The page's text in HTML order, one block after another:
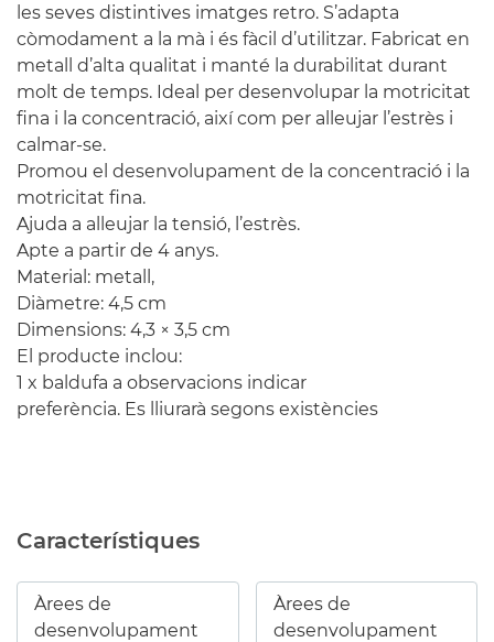
les seves distintives imatges retro. S’adapta
còmodament a la mà i és fàcil d’utilitzar. Fabricat en
metall d’alta qualitat i manté la durabilitat durant
molt de temps. Ideal per desenvolupar la motricitat
fina i la concentració, així com per alleujar l’estrès i
calmar-se.
Promou el desenvolupament de la concentració i la
motricitat fina.
Ajuda a alleujar la tensió, l’estrès.
Apte a partir de 4 anys.
Material: metall,
Diàmetre: 4,5 cm
Dimensions: 4,3 × 3,5 cm
El producte inclou:
1 x baldufa a observacions indicar
preferència. Es lliurarà segons existències
Característiques
Àrees de
desenvolupament
Àrees de
desenvolupament